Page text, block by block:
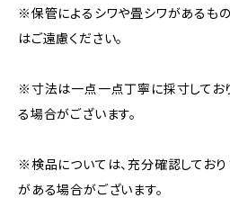
※保管によるシワや畳シワがあるも
はご遠慮ください。
※寸法は一点一点丁寧に採寸してお
る場合がございます。
※検品については、充分確認しており
がある場合がございます。